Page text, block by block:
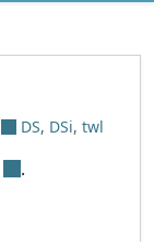
DS, DSi, twl
.